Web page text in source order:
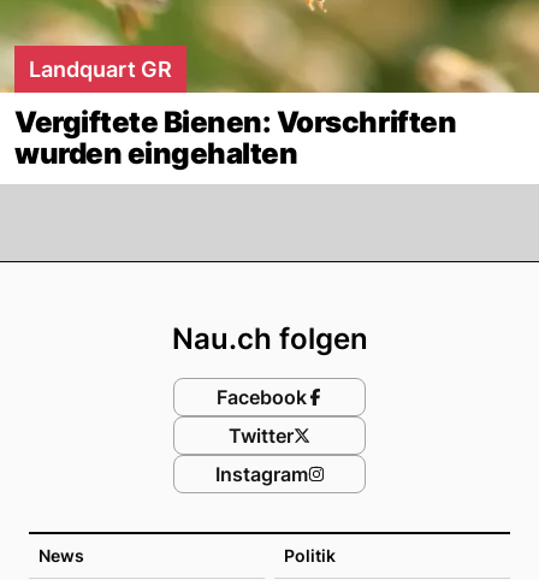
Landquart GR
Vergiftete Bienen: Vorschriften
wurden eingehalten
News Politik
Nau.ch folgen
Facebook
Twitter
Instagram